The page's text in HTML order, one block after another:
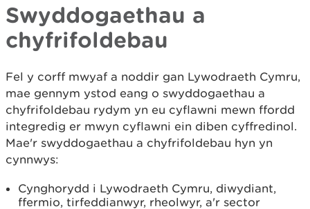
Swyddogaethau a
chyfrifoldebau
Fel y corff mwyaf a noddir gan Lywodraeth Cymru,
mae gennym ystod eang o swyddogaethau a
chyfrifoldebau rydym yn eu cyflawni mewn ffordd
integredig er mwyn cyflawni ein diben cyffredinol.
Mae'r swyddogaethau a chyfrifoldebau hyn yn
cynnwys:
Cynghorydd i Lywodraeth Cymru, diwydiant,
ffermio, tirfeddianwyr, rheolwyr, a'r sector